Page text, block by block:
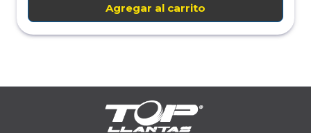
Agregar al carrito